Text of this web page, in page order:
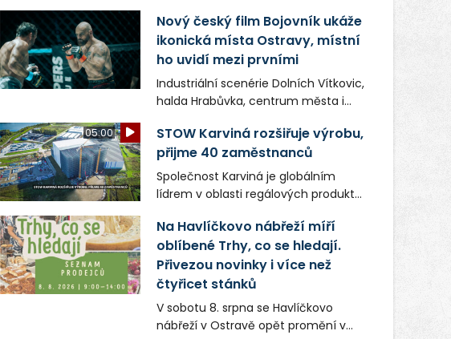
Nový český film Bojovník ukáže
ikonická místa Ostravy, místní
ho uvidí mezi prvními
Industriální scenérie Dolních Vítkovic,
halda Hrabůvka, centrum města i
v novém filmu Bojovník, který vstoupí
do kin už 13. srpna. Režiséři Vojtěch
Frič a Tomáš Dianiška si
moravskoslezskou metropoli
nevybrali náhodou – její syrová
atmosféra se stala přirozenou
součástí příběhu bývalého
boxerského šampiona Hoffa (Milan
Ondrík), jenž se po letech vrací do
světa vrcholových zápasů, tentokrát
v MMA.
05:00
STOW Karviná rozšiřuje výrobu,
přijme 40 zaměstnanců
Společnost Karviná je globálním
lídrem v oblasti regálových produktů
zaměstnavatelem na Karvinsku a
firmou s obrovským potenciálem.
Na Havlíčkovo nábřeží míří
oblíbené Trhy, co se hledají.
Přivezou novinky i více než
čtyřicet stánků
V sobotu 8. srpna se Havlíčkovo
nábřeží v Ostravě opět promění v